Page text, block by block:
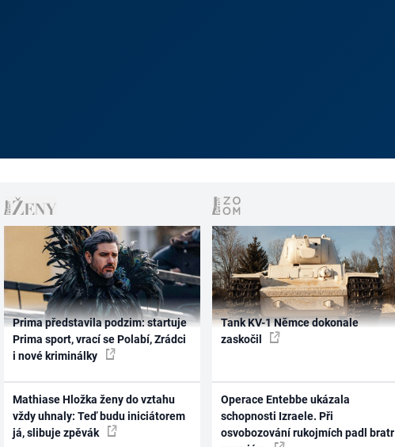
Prima představila podzim: startuje
Prima sport, vrací se Polabí, Zrádci
i nové kriminálky
Mathiase Hložka ženy do vztahu
vždy uhnaly: Teď budu iniciátorem
já, slibuje zpěvák
Tank KV-1 Němce dokonale
zaskočil
Operace Entebbe ukázala
schopnosti Izraele. Při
osvobozování rukojmích padl bratr